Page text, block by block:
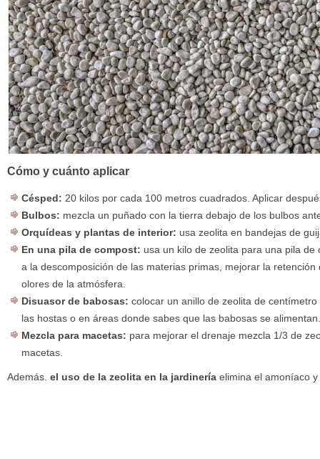
Cómo y cuánto aplicar
Césped: 20 kilos por cada 100 metros cuadrados. Aplicar
Bulbos: mezcla un puñado con la tierra debajo de los bulbos
Orquídeas y plantas de interior: usa zeolita en bandejas de
En una pila de compost: usa un kilo de zeolita para una pila
a la descomposición de las materias primas, mejorar la
olores de la atmósfera.
Disuasor de babosas: colocar un anillo de zeolita de
las hostas o en áreas donde sabes que las babosas se alimentan.
Mezcla para macetas: para mejorar el drenaje mezcla 1/3 de
macetas.
Además. el uso de la zeolita en la jardinería elimina el amoníaco